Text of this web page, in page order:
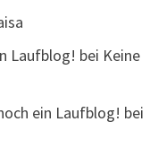
Laufblog! bei Keine
ein Laufblog! bei